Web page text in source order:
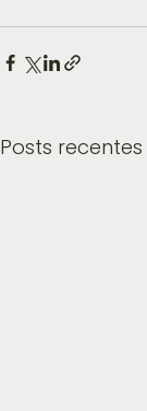
Posts recentes